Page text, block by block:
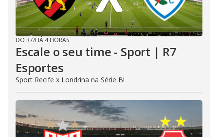
DO R7/HÁ 4 HORAS
Escale o seu time - Sport | R7
Esportes
Sport Recife x Londrina na Série B!